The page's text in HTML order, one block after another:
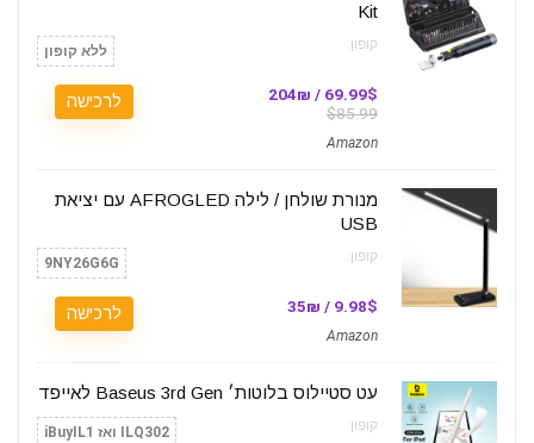
Kit
קופון: ללא קופון
69.99$ / 204₪
$85.99
Amazon
לרכישה
מנורת שולחן / לילה AFROGLED עם יציאת
USB
קופון: 9NY26G6G
9.98$ / 35₪
Amazon
לרכישה
עט סטיילוס בלוטות׳ Baseus 3rd Gen לאייפד
קופון: ILQ302 ואז iBuyIL1